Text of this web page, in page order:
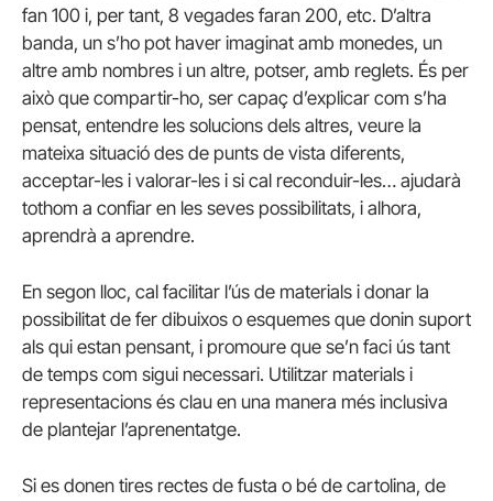
fan 100 i, per tant, 8 vegades faran 200, etc. D’altra
banda, un s’ho pot haver imaginat amb monedes, un
altre amb nombres i un altre, potser, amb reglets. És per
això que compartir-ho, ser capaç d’explicar com s’ha
pensat, entendre les solucions dels altres, veure la
mateixa situació des de punts de vista diferents,
acceptar-les i valorar-les i si cal reconduir-les… ajudarà
tothom a confiar en les seves possibilitats, i alhora,
aprendrà a aprendre.
En segon lloc, cal facilitar l’ús de materials i donar la
possibilitat de fer dibuixos o esquemes que donin suport
als qui estan pensant, i promoure que se’n faci ús tant
de temps com sigui necessari. Utilitzar materials i
representacions és clau en una manera més inclusiva
de plantejar l’aprenentatge.
Si es donen tires rectes de fusta o bé de cartolina, de